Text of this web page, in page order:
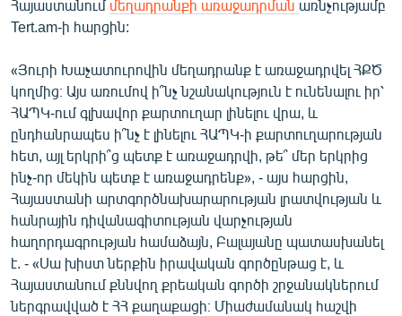
Հայերեն
Русский
ՀԵՏԵՎԵՔ ՄԵԶ
«Ազատության» բոլոր կայքերը
Հայաստանում մեղադրանքի առաջադրման առնչությամբ
Tert.am-ի հարցին:
«Յուրի Խաչատուրովին մեղադրանք է առաջադրվել ՀՔԾ
կողմից։ Այս առումով ի՞նչ նշանակություն է ունենալու իր՝
ՀԱՊԿ-ում գլխավոր քարտուղար լինելու վրա, և
ընդհանրապես ի՞նչ է լինելու ՀԱՊԿ-ի քարտուղարության
հետ, այլ երկրի՞ց պետք է առաջադրվի, թե՞ մեր երկրից
ինչ-որ մեկին պետք է առաջադրենք», - այս հարցին,
Հայաստանի արտգործնախարարության լրատվության և
հանրային դիվանագիտության վարչության
հաղորդագրության համաձայն, Բալայանը պատասխանել
է. - «Սա խիստ ներքին իրավական գործընթաց է, և
Հայաստանում քննվող քրեական գործի շրջանակներում
ներգրավված է ՀՀ քաղաքացի։ Միաժամանակ հաշվի